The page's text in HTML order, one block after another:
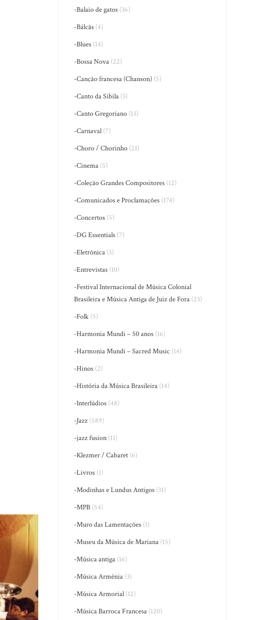
-Balaio de gatos (36)
-Bálcãs (4)
-Blues (14)
-Bossa Nova (22)
-Canção francesa (Chanson) (5)
-Canto da Sibila (3)
-Canto Gregoriano (13)
-Carnaval (7)
-Choro / Chorinho (21)
-Cinema (5)
-Coleção Grandes Compositores (12)
-Comunicados e Proclamações (174)
-Concertos (5)
-DG Essentials (7)
-Eletrônica (3)
-Entrevistas (10)
-Festival Internacional de Música Colonial
Brasileira e Música Antiga de Juiz de Fora (23)
-Folk (5)
-Harmonia Mundi – 50 anos (16)
-Harmonia Mundi – Sacred Music (14)
-Hinos (2)
-História da Música Brasileira (14)
-Interlúdios (48)
-Jazz (589)
-jazz fusion (11)
-Klezmer / Cabaret (6)
-Livros (1)
-Modinhas e Lundus Antigos (31)
-MPB (54)
-Muro das Lamentações (1)
-Museu da Música de Mariana (15)
-Música antiga (16)
-Música Armênia (3)
-Música Armorial (12)
-Música Barroca Francesa (120)